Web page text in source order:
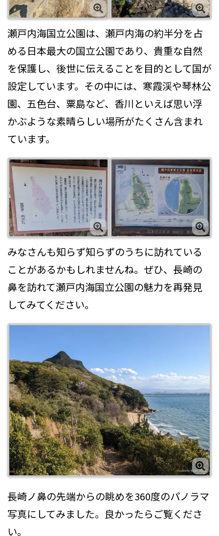
瀬戸内海国立公園は、瀬戸内海の約半分を占
める日本最大の国立公園であり、貴重な自然
を保護し、後世に伝えることを目的として国が
設定しています。その中には、寒霞渓や琴林公
園、五色台、粟島など、香川といえば思い浮
かぶような素晴らしい場所がたくさん含まれ
ています。
みなさんも知らず知らずのうちに訪れている
ことがあるかもしれませんね。ぜひ、長崎の
鼻を訪れて瀬戸内海国立公園の魅力を再発見
してみてください。
長崎ノ鼻の先端からの眺めを360度のパノラマ
写真にしてみました。良かったらご覧くださ
い。